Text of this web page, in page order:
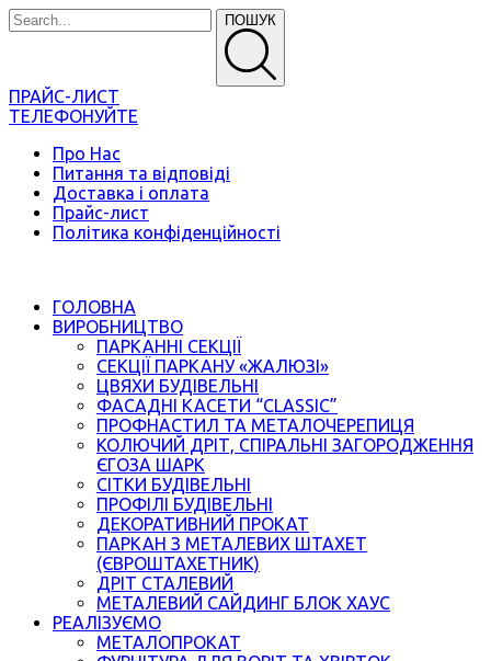
ПОШУК
ПРАЙС-ЛИСТ
ТЕЛЕФОНУЙТЕ
Про Нас
Питання та відповіді
Доставка і оплата
Прайс-лист
Політика конфіденційності
ГОЛОВНА
ВИРОБНИЦТВО
ПАРКАННІ СЕКЦІЇ
СЕКЦІЇ ПАРКАНУ «ЖАЛЮЗІ»
ЦВЯХИ БУДІВЕЛЬНІ
ФАСАДНІ КАСЕТИ “CLASSIC”
ПРОФНАСТИЛ ТА МЕТАЛОЧЕРЕПИЦЯ
КОЛЮЧИЙ ДРІТ, СПІРАЛЬНІ ЗАГОРОДЖЕННЯ
ЄГОЗА ШАРК
СІТКИ БУДІВЕЛЬНІ
ПРОФІЛІ БУДІВЕЛЬНІ
ДЕКОРАТИВНИЙ ПРОКАТ
ПАРКАН З МЕТАЛЕВИХ ШТАХЕТ
(ЄВРОШТАХЕТНИК)
ДРІТ СТАЛЕВИЙ
МЕТАЛЕВИЙ САЙДИНГ БЛОК ХАУС
РЕАЛІЗУЄМО
МЕТАЛОПРОКАТ